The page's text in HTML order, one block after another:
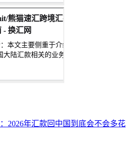
2026年汇款回中国到底会不会多花